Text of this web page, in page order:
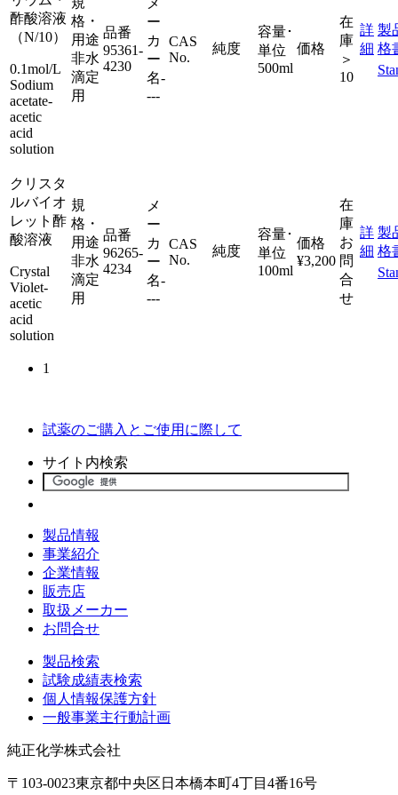
酢酸溶液
（N/10）
0.1mol/L
Sodium
acetate-
acetic
acid
solution
格・
用途
非水
滴定
用
品番
95361-
4230
メ
ー
カ
ー
名-
---
CAS
No.
純度
容量･
単位
500ml
価格
在
庫
＞
10
詳
細
製
格
クリスタ
ルバイオ
レット酢
酸溶液
Crystal
Violet-
acetic
acid
solution
規
格・
用途
非水
滴定
用
品番
96265-
4234
メ
ー
カ
ー
名-
---
CAS
No.
純度
容量･
単位
100ml
価格
¥3,200
在
庫
お
問
合
せ
詳
細
製
格
1
試薬のご購入とご使用に際して
サイト内検索
製品情報
事業紹介
企業情報
販売店
取扱メーカー
お問合せ
製品検索
試験成績表検索
個人情報保護方針
一般事業主行動計画
純正化学株式会社
〒103-0023東京都中央区日本橋本町4丁目4番16号